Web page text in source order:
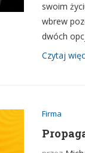
swoim
wbrew
dwóch
Czytaj
Firma